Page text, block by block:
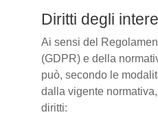
Diritti degli
Ai sensi del
(GDPR) e della
può, secondo le
dalla vigente
diritti: